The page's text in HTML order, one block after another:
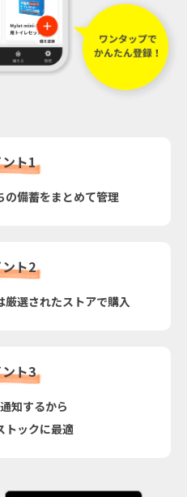
ト1
の備蓄をまとめて管理
ト2
選されたストアで購入
ト3
知するから
トックに最適